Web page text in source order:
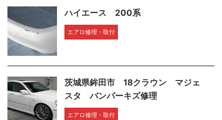
ハイエース 200系
エアロ修理・取付
茨城県鉾田市 18クラウン マジェ
スタ バンパーキズ修理
エアロ修理・取付